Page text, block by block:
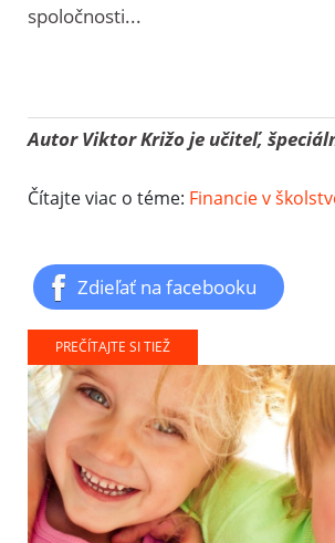
spoločnosti...
Autor Viktor Križo je učiteľ,
Čítajte viac o téme: Financie v
Zdieľať na facebooku
PREČÍTAJTE SI TIEŽ